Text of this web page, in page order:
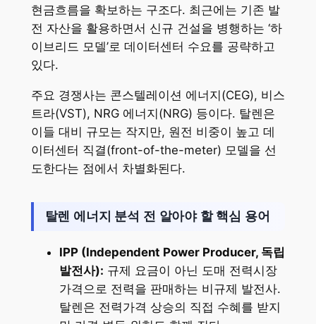
현금흐름을 확보하는 구조다. 최근에는 기존 발
전 자산을 활용하면서 신규 건설을 병행하는 ‘하
이브리드 모델’로 데이터센터 수요를 공략하고
있다.
주요 경쟁사는 콘스텔레이션 에너지(CEG), 비스
트라(VST), NRG 에너지(NRG) 등이다. 탈렌은
이들 대비 규모는 작지만, 원전 비중이 높고 데
이터센터 직결(front-of-the-meter) 모델을 선
도한다는 점에서 차별화된다.
탈렌 에너지 분석 전 알아야 할 핵심 용어
IPP (Independent Power Producer, 독립
발전사): 규제 요금이 아닌 도매 전력시장
가격으로 전력을 판매하는 비규제 발전사.
탈렌은 전력가격 상승의 직접 수혜를 받지